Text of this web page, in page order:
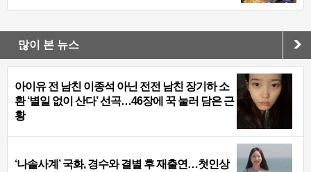
많이 본 뉴스
아이유 전 남친 이종석 아닌 전전 남친 장기하 소
환 ‘별일 없이 산다’ 선곡…46장에 꾹 눌러 담은 근
황
‘나솔사계’ 국화, 경수와 결별 후 재출연…첫인상